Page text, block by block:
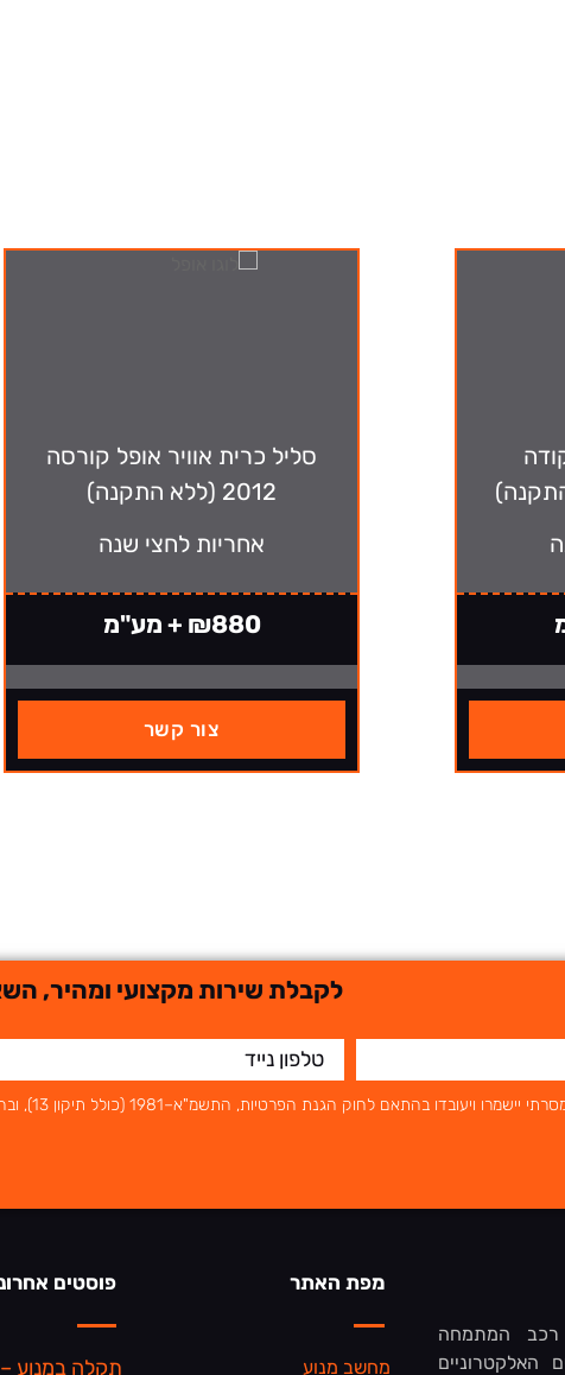
סליל כרית אוויר אופל קורסה
2012 (ללא התקנה)
אחריות לחצי שנה
₪880 + מע"מ
צור קשר
לקבלת שירות מקצועי ומהיר,
בהתאם לחוק הגנת הפרטיות, התשמ"א–1981 (כולל תיקון 13), ובהתאם ל
רכב המתמחה
האלקטרוניים
מפת האתר
מחשב מנוע
פוסטים
תקלה במנוע